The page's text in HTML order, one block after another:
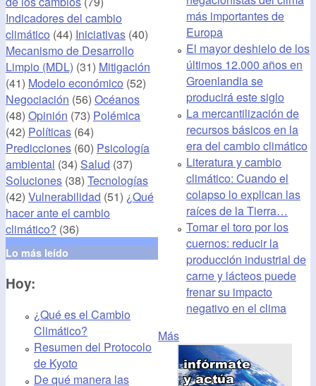
Indicadores del cambio
climático (44) Iniciativas (40)
Mecanismo de Desarrollo
Limpio (MDL) (31) Mitigación
(41) Modelo económico (52)
Negociación (56) Océanos
(48) Opinión (73) Polémica
(42) Políticas (64)
Predicciones (60) Psicología
ambiental (34) Salud (37)
Soluciones (38) Tecnologías
(42) Vulnerabilidad (51) ¿Qué
hacer ante el cambio
climático? (36)
Lo más leído
Hoy:
¿Qué es el Cambio
Climático?
Resumen del Protocolo
de Kyoto
De qué manera las
más importantes de
Europa
El mayor deshielo de los
últimos 12.000 años en
Groenlandia se
producirá este siglo
La mercantilización de
recursos básicos en la
era del cambio climático
Literatura y cambio
climático: Cuando el
colapso lo explican las
raíces de la Tierra…
Tomar el toro por los
cuernos: reducir la
producción industrial de
carne y lácteos puede
frenar su impacto
negativo en el clima
Más